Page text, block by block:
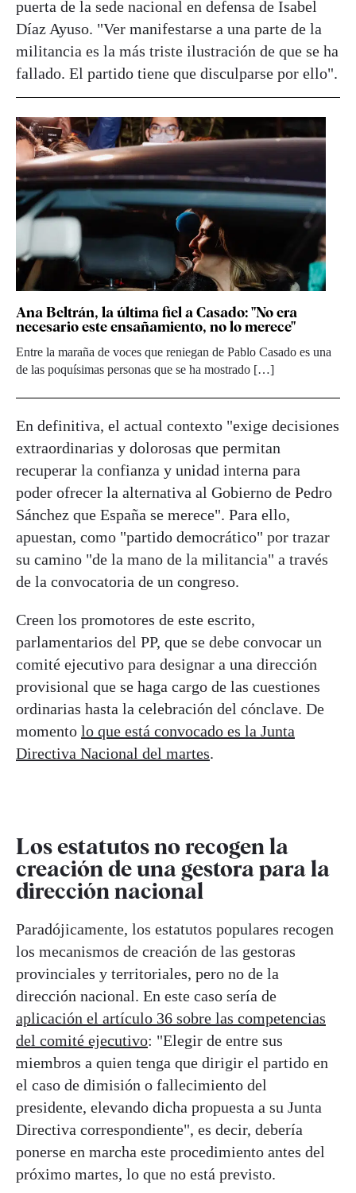
puerta de la sede nacional en defensa de Isabel
Díaz Ayuso. "Ver manifestarse a una parte de la
militancia es la más triste ilustración de que se ha
fallado. El partido tiene que disculparse por ello".
Ana Beltrán, la última fiel a Casado: "No era
necesario este ensañamiento, no lo merece"
Entre la maraña de voces que reniegan de Pablo Casado es una
de las poquísimas personas que se ha mostrado […]
En definitiva, el actual contexto "exige decisiones
extraordinarias y dolorosas que permitan
recuperar la confianza y unidad interna para
poder ofrecer la alternativa al Gobierno de Pedro
Sánchez que España se merece". Para ello,
apuestan, como "partido democrático" por trazar
su camino "de la mano de la militancia" a través
de la convocatoria de un congreso.
Creen los promotores de este escrito,
parlamentarios del PP, que se debe convocar un
comité ejecutivo para designar a una dirección
provisional que se haga cargo de las cuestiones
ordinarias hasta la celebración del cónclave. De
momento lo que está convocado es la Junta
Directiva Nacional del martes.
Los estatutos no recogen la
creación de una gestora para la
dirección nacional
Paradójicamente, los estatutos populares recogen
los mecanismos de creación de las gestoras
provinciales y territoriales, pero no de la
dirección nacional. En este caso sería de
aplicación el artículo 36 sobre las competencias
del comité ejecutivo: "Elegir de entre sus
miembros a quien tenga que dirigir el partido en
el caso de dimisión o fallecimiento del
presidente, elevando dicha propuesta a su Junta
Directiva correspondiente", es decir, debería
ponerse en marcha este procedimiento antes del
próximo martes, lo que no está previsto.